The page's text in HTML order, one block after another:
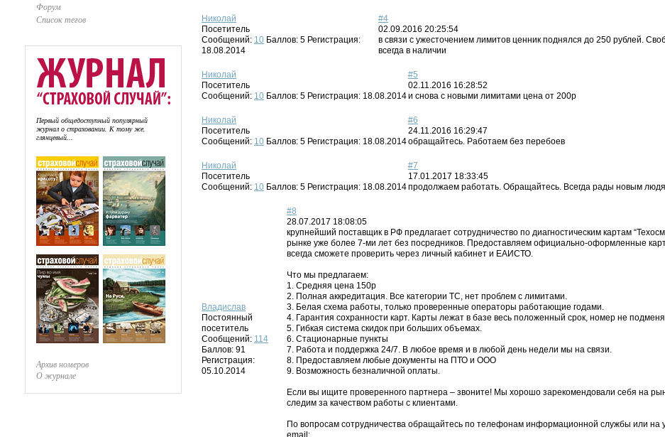
Форум
Список тегов
Первый общедоступный популярный
журнал о страховании. К тому же,
глянцевый...
Архив номеров
О журнале
Николай
Посетитель
Сообщений: 10 Баллов: 5 Регистрация:
18.08.2014
#4
02.09.2016 20:25:54
в связи с ужесточением лимитов ценник поднялся до 250 рублей.
всегда в наличии
Николай
Посетитель
Сообщений: 10 Баллов: 5 Регистрация: 18.08.2014
#5
02.11.2016 16:28:52
и снова с новыми лимитами цена от 200р
Николай
Посетитель
Сообщений: 10 Баллов: 5 Регистрация: 18.08.2014
#6
24.11.2016 16:29:47
обращайтесь. Работаем без перебоев
Николай
Посетитель
Сообщений: 10 Баллов: 5 Регистрация: 18.08.2014
#7
17.01.2017 18:33:45
продолжаем работать. Обращайтесь. Всегда рады новым
Владислав
Постоянный
посетитель
Сообщений: 114
Баллов: 91
Регистрация:
05.10.2014
#8
28.07.2017 18:08:05
крупнейший поставщик в РФ предлагает сотрудничество по диагностическим картам
рынке уже более 7-ми лет без посредников. Предоставляем официально-оформленные
всегда сможете проверить через личный кабинет и ЕАИСТО.
Что мы предлагаем:
1. Средняя цена 150р
2. Полная аккредитация. Все категории ТС, нет проблем с лимитами.
3. Белая схема работы, только проверенные операторы работающие годами.
4. Гарантия сохранности карт. Карты лежат в базе весь положенный срок, номер не
5. Гибкая система скидок при больших объемах.
6. Стационарные пункты
7. Работа и поддержка 24/7. В любое время и в любой день недели мы на связи.
8. Предоставляем любые документы на ПТО и ООО
9. Возможность безналичной оплаты.
Если вы ищите проверенного партнера – звоните! Мы хорошо зарекомендовали себя на
следим за качеством работы с клиентами.
По вопросам сотрудничества обращайтесь по телефонам информационной службы или на
email: